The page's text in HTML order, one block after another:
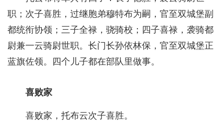
职；次子喜胜，过继胞弟穆特布为嗣，官至双城堡副
都统衔协领；三子全禄，骁骑校；四子喜禄，袭骑都
尉兼一云骑尉世职。长门长孙依林保，官至双城堡正
蓝旗佐领。四个儿子都在部队里做事。
喜败家
喜败家，托布云次子喜胜。